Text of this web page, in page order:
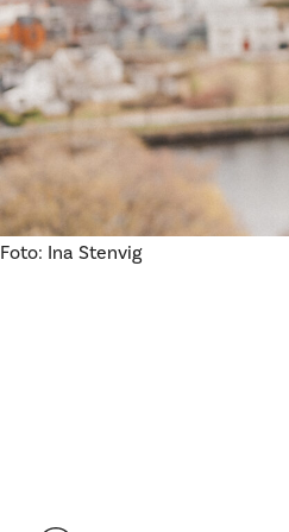
Foto: Ina Stenvig